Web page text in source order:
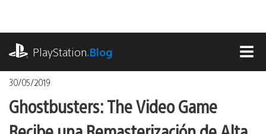
contenido
PlayStation.Blog
30/05/2019
Ghostbusters: The Video Game